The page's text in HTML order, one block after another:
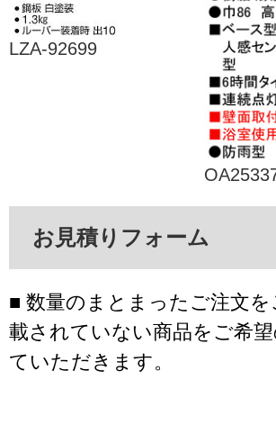
LZA-92699
お見積りフォーム
■ 数量のまとまったご注文
載されていない商品をご希
ていただきます。